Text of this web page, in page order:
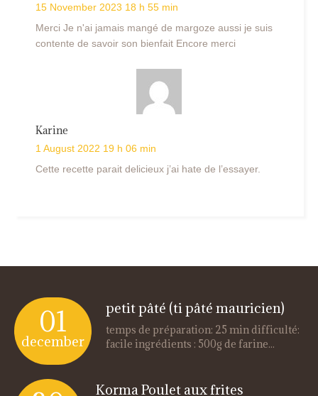
15 November 2023 18 h 55 min
Merci Je n'ai jamais mangé de margoze aussi je suis
contente de savoir son bienfait Encore merci
Karine
1 August 2022 19 h 06 min
Cette recette parait delicieux j’ai hate de l’essayer.
01
december
petit pâté (ti pâté mauricien)
temps de préparation: 25 min difficulté:
facile ingrédients : 500g de farine...
Korma Poulet aux frites